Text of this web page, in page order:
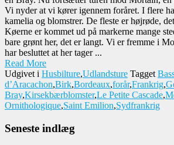
Vi nyder at vi kører igennem foråret. I flere
kamelia og blomstrer. De fleste er højrøde,
Køerne er kommet ud på markerne mange
bare grønt her, det er langt. Vi er fremme i
har besluttet at her tager ...
Read More
Udgivet i Husbilture,Udlandsture Tagget
d’Aracachon,Birk,Bordeaux,forår,Frankrig,
Bray,Kirsekbærblomster,Le Petite Cascade,
Ornithologique,Saint Emilion,Sydfrankrig
Seneste indlæg